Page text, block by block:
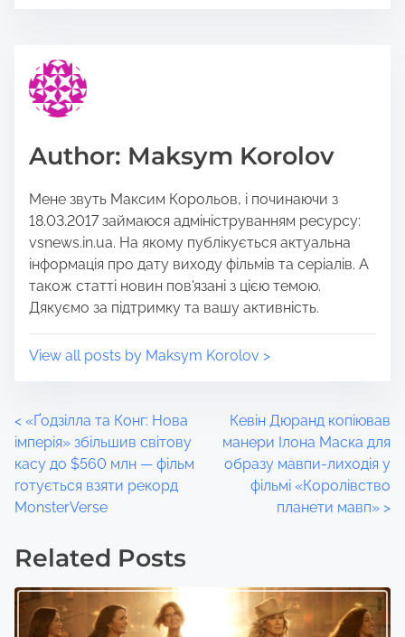
s
p
s
o
n
:
e
a
d
i
e
Author: Maksym Korolov
Мене звуть Максим Корольов, і починаючи з
18.03.2017 займаюся адмініструванням ресурсу:
vsnews.in.ua. На якому публікується актуальна
інформація про дату виходу фільмів та серіалів. А
також статті новин пов'язані з цією темою.
Дякуємо за підтримку та вашу активність.
View all posts by Maksym Korolov >
P
o
s
s
n
< «Ґодзілла та Конг: Нова
імперія» збільшив світову
касу до $560 млн — фільм
готується взяти рекорд
MonsterVerse
Кевін Дюранд копіював
манери Ілона Маска для
образу мавпи-лиходія у
фільмі «Королівство
планети мавп» >
Related Posts